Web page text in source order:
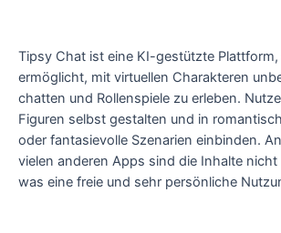
Tipsy Chat ist eine KI-gestützte Plattform,
ermöglicht, mit virtuellen Charakteren
chatten und Rollenspiele zu erleben.
Figuren selbst gestalten und in
oder fantasievolle Szenarien einbinden.
vielen anderen Apps sind die Inhalte
was eine freie und sehr persönliche